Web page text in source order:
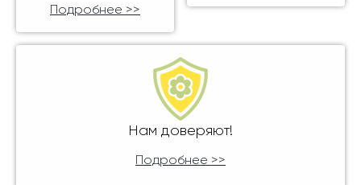
Подробнее >>
Нам доверяют!
Подробнее >>